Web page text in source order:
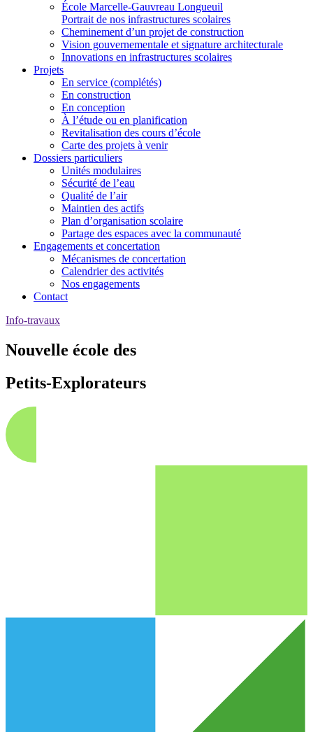
Portrait de nos infrastructures scolaires
Cheminement d’un projet de construction
Vision gouvernementale et signature architecturale
Innovations en infrastructures scolaires
Projets
En service (complétés)
En construction
En conception
À l’étude ou en planification
Revitalisation des cours d’école
Carte des projets à venir
Dossiers particuliers
Unités modulaires
Sécurité de l’eau
Qualité de l’air
Maintien des actifs
Plan d’organisation scolaire
Partage des espaces avec la communauté
Engagements et concertation
Mécanismes de concertation
Calendrier des activités
Nos engagements
Contact
Info-travaux
Nouvelle école des
Petits-Explorateurs